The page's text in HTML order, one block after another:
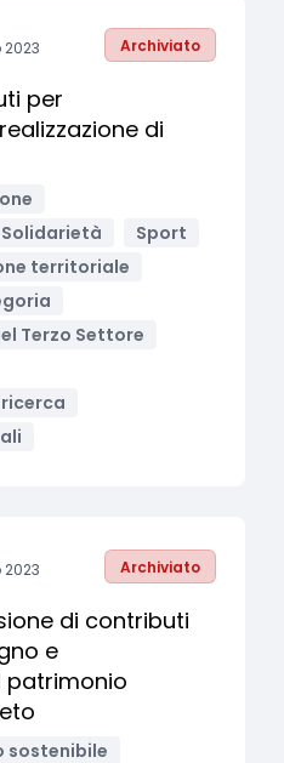
Archiviato
per
di
Solidarietà
Sport
territoriale
Terzo Settore
Archiviato
di contributi
e
patrimonio
sostenibile